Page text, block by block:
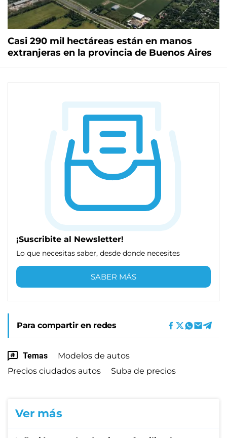
Casi 290 mil hectáreas están en manos
extranjeras en la provincia de Buenos Aires
¡Suscribite al Newsletter!
Lo que necesitas saber, desde donde necesites
SABER MÁS
Para compartir en redes
Temas
Modelos de autos
Precios ciudados autos
Suba de precios
Ver más